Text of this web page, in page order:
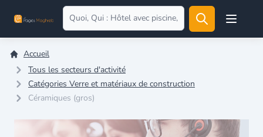
Open
Accueil
Tous les secteurs d'activité
Catégories Verre et matériaux de construction
Céramiques (gros)